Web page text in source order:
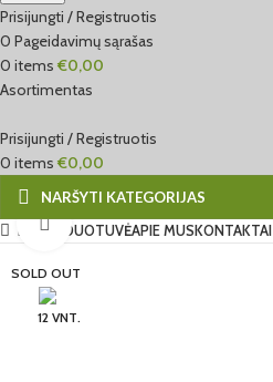
Prisijungti / Registruotis
0 Pageidavimų sąrašas
0 items €0,00
Asortimentas
Prisijungti / Registruotis
0 items €0,00
NARŠYTI KATEGORIJAS
EL. PARDUOTUVĖAPIE MUSKONTAKTAI
SOLD OUT
12 VNT.
Click to enlarge